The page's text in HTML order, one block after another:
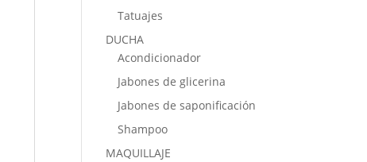
Tatuajes
DUCHA
Acondicionador
Jabones de glicerina
Jabones de saponificación
Shampoo
MAQUILLAJE